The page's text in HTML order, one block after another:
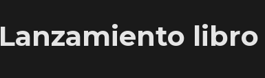
Lanzamiento